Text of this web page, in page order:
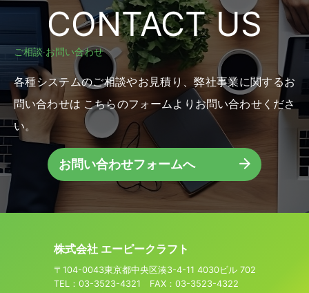
CONTACT US
ご相談‧お問い合わせ
各種システムのご相談やお⾒積り、弊社事業に関するお
問い合わせは こちらのフォームよりお問い合わせくださ
い。
お問い合わせフォームへ
株式会社 エーピークラフト
〒104-0043東京都中央区湊3-4-11 4030ビル 702
TEL：03-3523-4321 FAX：03-3523-4322